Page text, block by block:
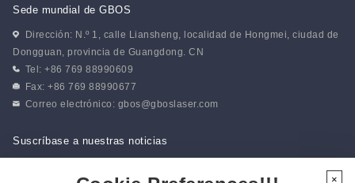
Sede mundial de GBOS
Dirección: N.º 1, calle Liansheng, localidad de Hongmei, ciudad de
Dongguan, provincia de Guangdong. CN
Tel: +86 769 88990609
Fax: +86 769 88990677
Correo electrónico: gbos@gboslaser.com
Suscríbase a nuestras noticias
×